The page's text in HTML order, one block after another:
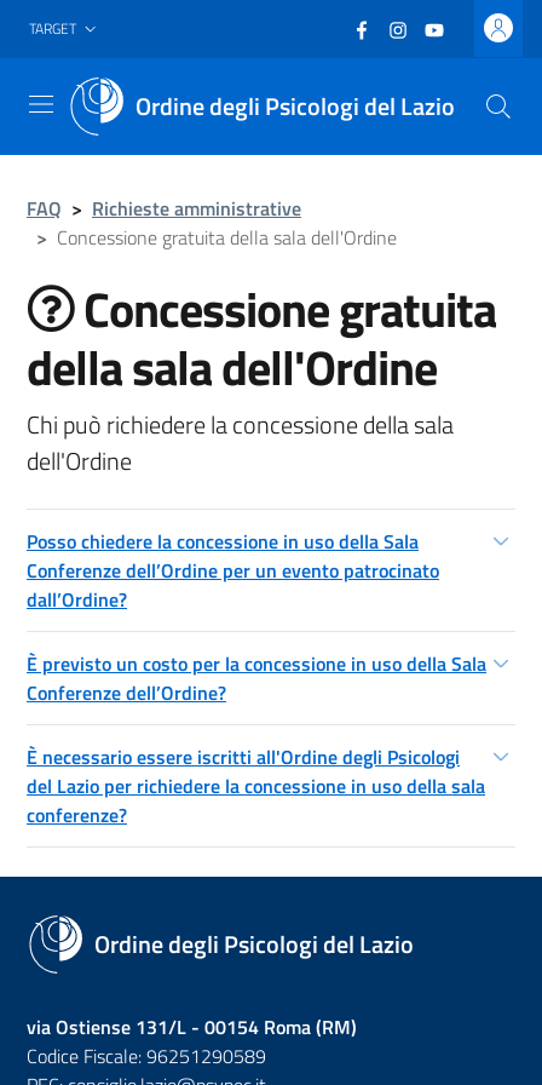
Vai al header
Vai al contenuto principale
Vai al footer
TARGET Facebook
(nuova scheda -
Instagram
(nuova scheda
YouTube
(nuova
Ordine degli Psicologi del Lazio
Menu
FAQ > Richieste amministrative
> Concessione gratuita della sala dell'Ordine
Concessione gratuita
della sala dell'Ordine
Chi può richiedere la concessione della sala
dell'Ordine
Posso chiedere la concessione in uso della Sala
Conferenze dell’Ordine per un evento patrocinato
dall’Ordine?
È previsto un costo per la concessione in uso della Sala
Conferenze dell’Ordine?
È necessario essere iscritti all'Ordine degli Psicologi
del Lazio per richiedere la concessione in uso della sala
conferenze?
Ordine degli Psicologi del Lazio
via Ostiense 131/L - 00154 Roma (RM)
Codice Fiscale: 96251290589